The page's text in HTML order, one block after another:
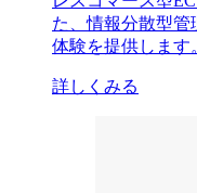
た、情報分散型管
体験を提供します
詳しくみる